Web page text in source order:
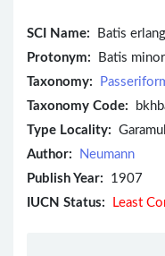
SCI Name:
Batis
Protonym: Batis
Taxonomy:
Taxonomy Code:
Type Locality:
Author:
Neumann
Publish Year: 1907
IUCN Status:
Least